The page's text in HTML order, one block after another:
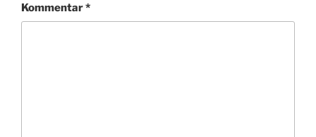
Kommentar*